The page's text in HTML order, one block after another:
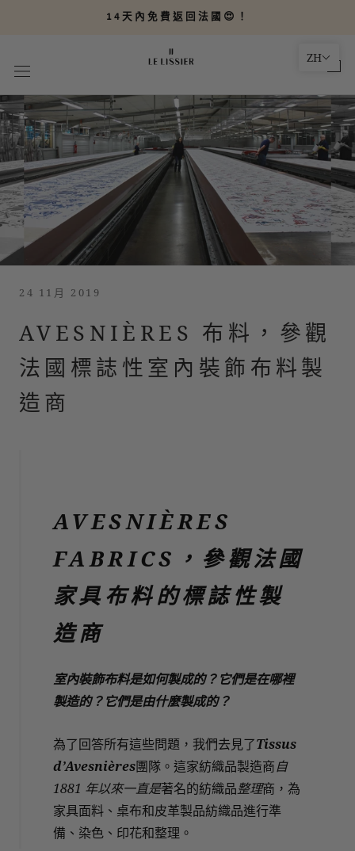
14天內免費返回法國😍！
24 11月 2019
AVESNIÈRES 布料，參觀
法國標誌性室內裝飾布料製
造商
AVESNIÈRES
FABRICS，參觀法國
家具布料的標誌性製
造商
室內裝飾布料是如何製成的？它們是在哪裡
製造的？它們是由什麼製成的？
為了回答所有這些問題，我們去見了Tissus
d’Avesnières團隊。這家紡織品製造商自
1881 年以來一直是著名的紡織品整理商，為
家具面料、桌布和皮革製品紡織品進行準
備、染色、印花和整理。
ZH